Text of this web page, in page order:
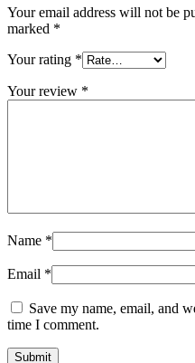
Your email address will not be
marked *
Your rating *
Your review *
Name *
Email *
Save my name, email, and
time I comment.